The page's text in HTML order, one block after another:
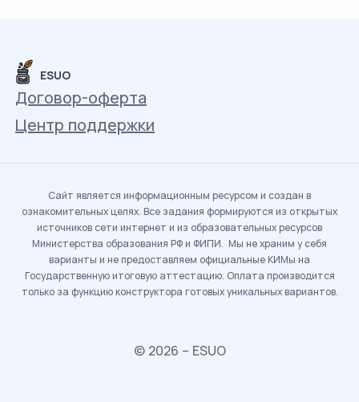
ESUO
Договор-оферта
Центр поддержки
Сайт является информационным ресурсом и создан в
ознакомительных целях. Все задания формируются из открытых
источников сети интернет и из образовательных ресурсов
Министерства образования РФ и ФИПИ. Мы не храним у себя
варианты и не предоставляем официальные КИМы на
Государственную итоговую аттестацию. Оплата производится
только за функцию конструктора готовых уникальных вариантов.
© 2026 – ESUO